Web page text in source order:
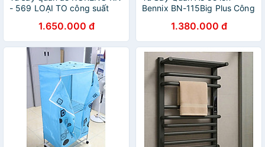
- 569 LOẠI TO công suất
hẹn giờ thông minh, sử dụng
công nghệ sấy PTC Hàng
chính hãng
1.650.000 đ
Bennix BN-115Big Plus Công
Tháng Hàng Chính Hãng
1.380.000 đ